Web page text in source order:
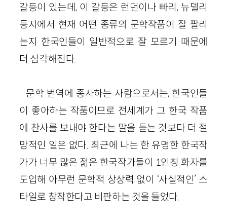
갈등이 있는데, 이 갈등은 런던이나 빠리, 뉴델리
등지에서 현재 어떤 종류의 문학작품이 잘 팔리
는지 한국인들이 일반적으로 잘 모르기 때문에
더 심각해진다.
문학 번역에 종사하는 사람으로서는, 한국인들
이 좋아하는 작품이므로 전세계가 그 한국 작품
에 찬사를 보내야 한다는 말을 듣는 것보다 더 절
망적인 일은 없다. 최근에 나는 한 유명한 한국작
가가 너무 많은 젊은 한국작가들이 1인칭 화자를
도입해 아무런 문학적 상상력 없이 ‘사실적인’ 스
타일로 창작한다고 비판하는 것을 들었다.